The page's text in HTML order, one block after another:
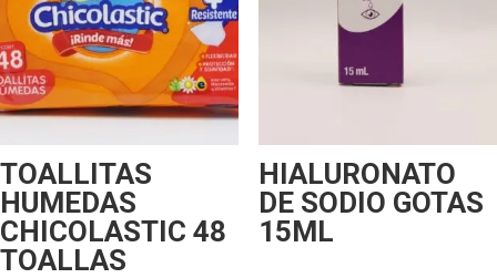
TOALLITAS
HUMEDAS
CHICOLASTIC 48
TOALLAS
HIALURONATO
DE SODIO GOTAS
15ML